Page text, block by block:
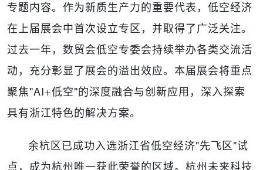
专题内容。作为新质生产力的重要代表，低空经济
在上届展会中首次设立专区，并取得了广泛关注。
过去一年，数贸会低空专委会持续举办各类交流活
动，充分彰显了展会的溢出效应。本届展会将重点
聚焦"AI+低空"的深度融合与创新应用，深入探索
具有浙江特色的解决方案。
余杭区已成功入选浙江省低空经济"先飞区"试
点，成为杭州唯一获此荣誉的区域。杭州未来科技